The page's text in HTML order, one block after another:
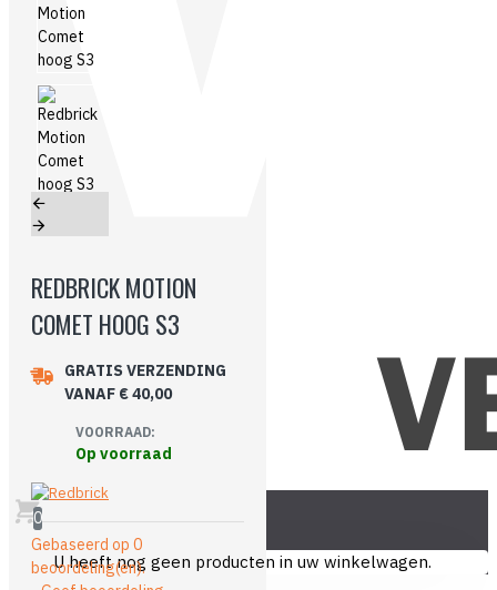
0
U heeft nog geen producten in uw winkelwagen.
REDBRICK MOTION
COMET HOOG S3
GRATIS VERZENDING
VANAF € 40,00
VOORRAAD:
Op voorraad
Gebaseerd op 0
beoordeling(en).